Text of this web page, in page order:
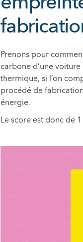
Prenons pour
carbone d’une
thermique, si l’on
procédé de
énergie.
Le score est donc de